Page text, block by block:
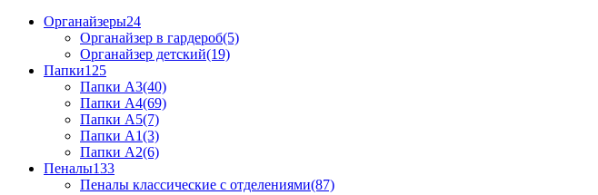
Органайзеры24
Органайзер в гардероб(5)
Органайзер детский(19)
Папки125
Папки А3(40)
Папки А4(69)
Папки А5(7)
Папки А1(3)
Папки А2(6)
Пеналы133
Пеналы классические с отделениями(87)